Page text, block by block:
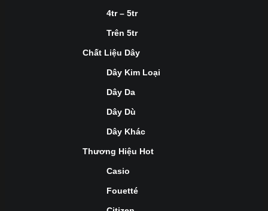
4tr – 5tr
Trên 5tr
Chất Liệu Dây
Dây Kim Loại
Dây Da
Dây Dù
Dây Khác
Thương Hiệu Hot
Casio
Fouetté